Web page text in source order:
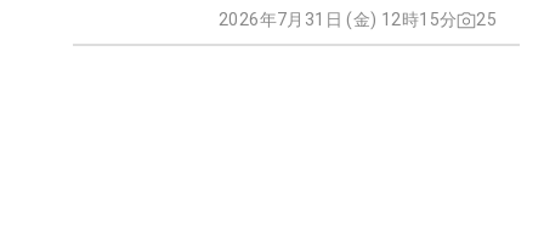
2026年7月31日 (金) 12時15分 25